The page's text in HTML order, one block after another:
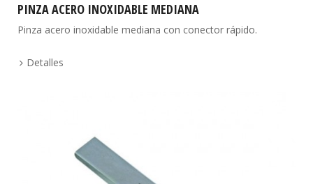
PINZA ACERO INOXIDABLE MEDIANA
Pinza acero inoxidable mediana con conector rápido.
Detalles